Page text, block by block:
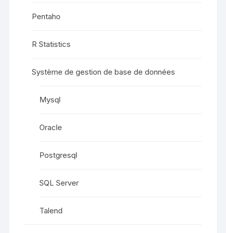
Pentaho
R Statistics
Système de gestion de base de données
Mysql
Oracle
Postgresql
SQL Server
Talend